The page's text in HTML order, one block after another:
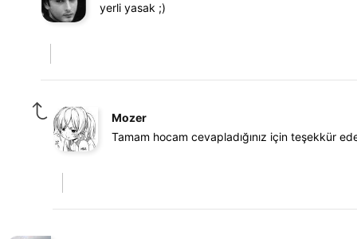
yerli yasak ;)
Mozer
Tamam hocam cevapladığınız için teşekkür